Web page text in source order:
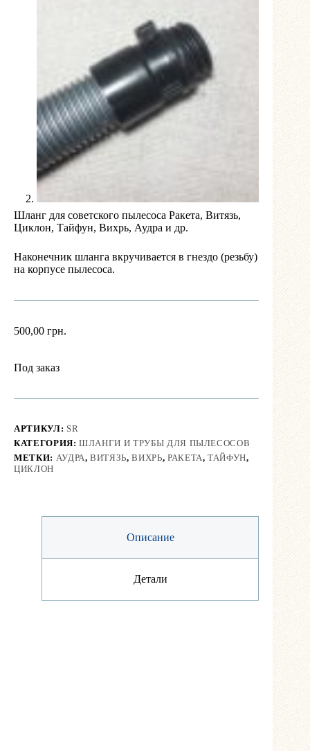
Шланг для советского пылесоса Ракета, Витязь,
Циклон, Тайфун, Вихрь, Аудра и др.
Наконечник шланга вкручивается в гнездо (резьбу)
на корпусе пылесоса.
500,00 грн.
Под заказ
АРТИКУЛ: SR
КАТЕГОРИЯ:ШЛАНГИ И ТРУБЫ ДЛЯ ПЫЛЕСОСОВ
МЕТКИ: АУДРА,ВИТЯЗЬ,ВИХРЬ, РАКЕТА,ТАЙФУН,
ЦИКЛОН
Описание
Детали